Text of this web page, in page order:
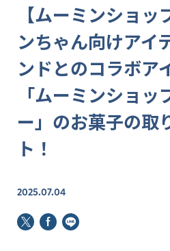
【ムーミンショ
ンちゃん向けアイ
ンドとのコラボア
「ムーミンショッ
ー」のお菓子の取
ト！
2025.07.04